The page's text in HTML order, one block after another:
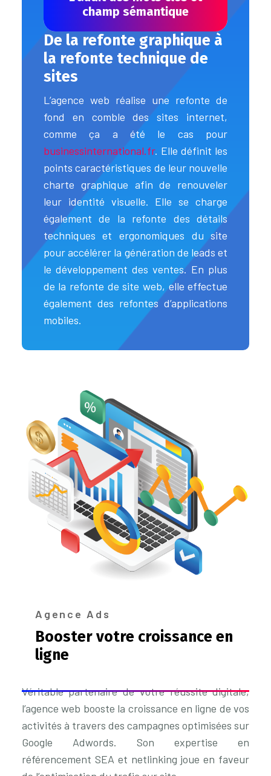
champ sémantique
De la refonte graphique à
la refonte technique de
sites
L’agence web réalise une refonte de
fond en comble des sites internet,
comme ça a été le cas pour
businessinternational.fr. Elle définit les
points caractéristiques de leur nouvelle
charte graphique afin de renouveler
leur identité visuelle. Elle se charge
également de la refonte des détails
techniques et ergonomiques du site
pour accélérer la génération de leads et
le développement des ventes. En plus
de la refonte de site web, elle effectue
également des refontes d’applications
mobiles.
Agence Ads
Booster votre croissance en
ligne
Véritable partenaire de votre réussite digitale,
l’agence web booste la croissance en ligne de vos
activités à travers des campagnes optimisées sur
Google Adwords. Son expertise en
référencement SEA et netlinking joue en faveur